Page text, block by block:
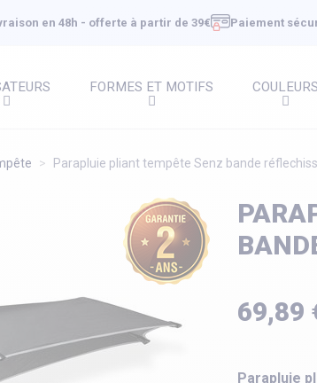
en 48h - offerte à partir de 39€ Paiement
FORMES ET MOTIFS COULEURS
Parapluie pliant tempête Senz bande
69,89
Parapluie